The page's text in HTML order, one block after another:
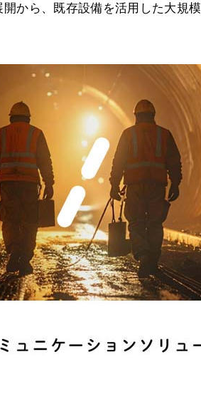
から、既存設備を活用した大規模